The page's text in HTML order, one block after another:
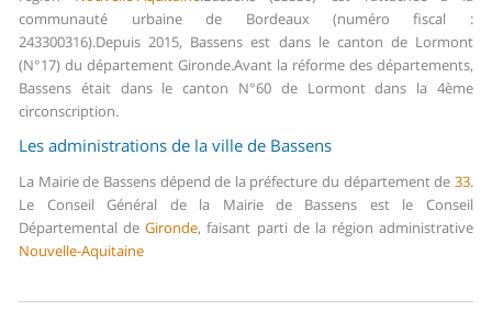
communauté urbaine de Bordeaux (numéro fiscal :
243300316).Depuis 2015, Bassens est dans le canton de Lormont
(N°17) du département Gironde.Avant la réforme des départements,
Bassens était dans le canton N°60 de Lormont dans la 4ème
circonscription.
Les administrations de la ville de Bassens
La Mairie de Bassens dépend de la préfecture du département de 33.
Le Conseil Général de la Mairie de Bassens est le Conseil
Départemental deGironde, faisant parti de la région administrative
Nouvelle-Aquitaine